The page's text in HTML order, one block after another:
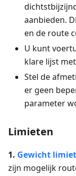
aanbieden.
en de route
U kunt
klare lijst
Stel de
er geen
parameter
Limieten
1. Gewicht limiet
zijn mogelijk